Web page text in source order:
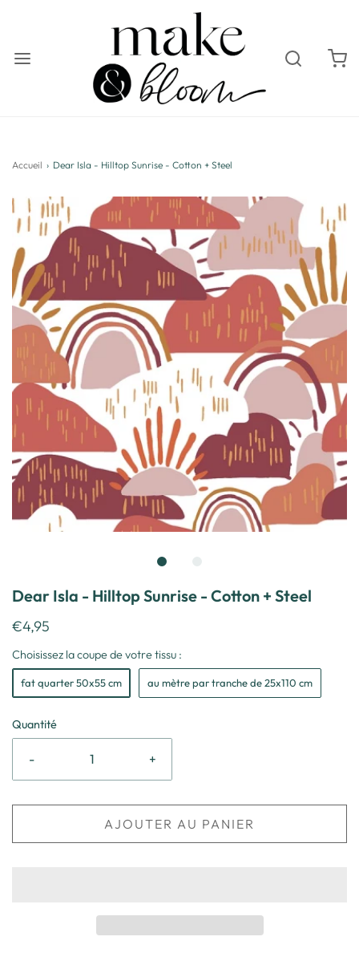
Accueil › Dear Isla - Hilltop Sunrise - Cotton + Steel
Dear Isla - Hilltop Sunrise - Cotton + Steel
€4,95
Choisissez la coupe de votre tissu :
fat quarter 50x55 cm au mètre par tranche de 25x110 cm
Quantité
- +
AJOUTER AU PANIER